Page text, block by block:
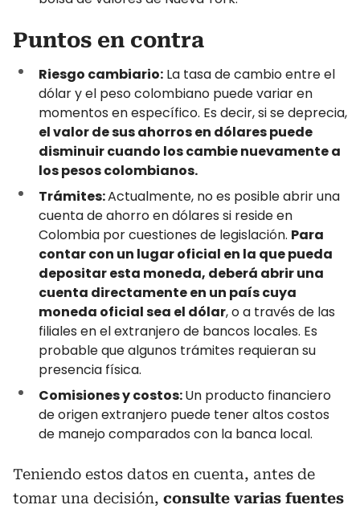
Puntos en contra
Riesgo cambiario: La tasa de cambio entre el
dólar y el peso colombiano puede variar en
momentos en específico. Es decir, si se deprecia,
el valor de sus ahorros en dólares puede
disminuir cuando los cambie nuevamente a
los pesos colombianos.
Trámites:Actualmente, no es posible abrir una
cuenta de ahorro en dólares si reside en
Colombia por cuestiones de legislación. Para
contar con un lugar oficial en la que pueda
depositar esta moneda, deberá abrir una
cuenta directamente en un país cuya
moneda oficial sea el dólar, o a través de las
filiales en el extranjero de bancos locales. Es
probable que algunos trámites requieran su
presencia física.
Comisiones y costos:Un producto financiero
de origen extranjero puede tener altos costos
de manejo comparados con la banca local.
Teniendo estos datos en cuenta, antes de
tomar una decisión, consulte varias fuentes